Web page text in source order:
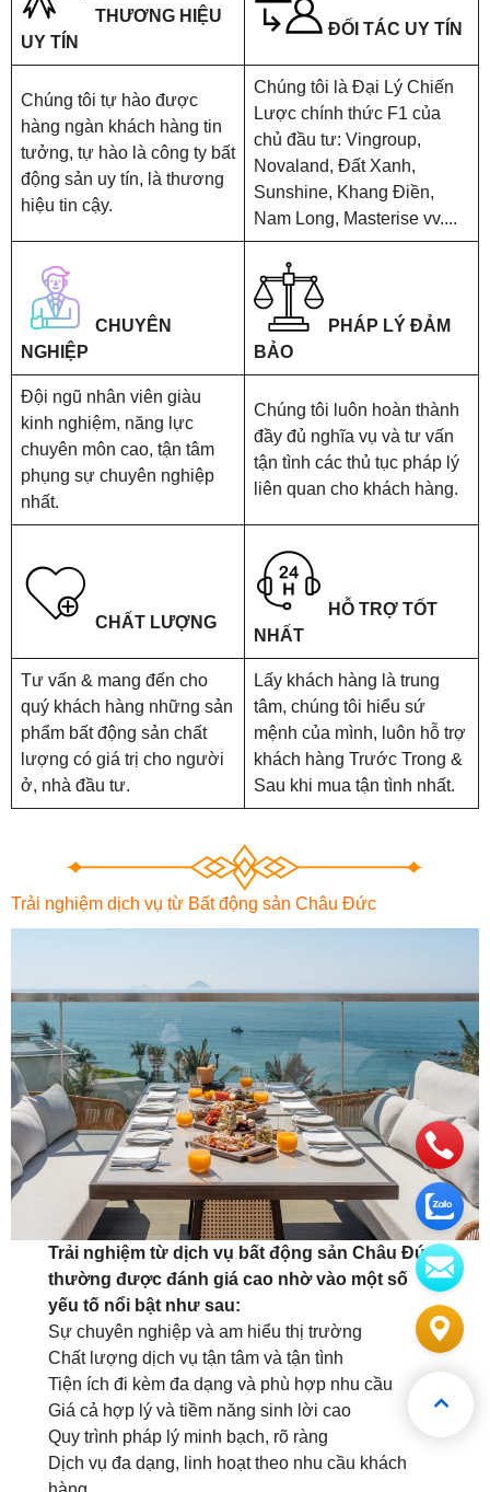
THƯƠNG HIỆU
UY TÍN
ĐỐI TÁC UY TÍN
Chúng tôi tự hào được
hàng ngàn khách hàng tin
tưởng, tự hào là công ty bất
động sản uy tín, là thương
hiệu tin cậy.
Chúng tôi là Đại Lý Chiến
Lược chính thức F1 của
chủ đầu tư: Vingroup,
Novaland, Đất Xanh,
Sunshine, Khang Điền,
Nam Long, Masterise vv....
CHUYÊN
NGHIỆP
PHÁP LÝ ĐẢM
BẢO
Đội ngũ nhân viên giàu
kinh nghiệm, năng lực
chuyên môn cao, tận tâm
phụng sự chuyên nghiệp
nhất.
Chúng tôi luôn hoàn thành
đầy đủ nghĩa vụ và tư vấn
tận tình các thủ tục pháp lý
liên quan cho khách hàng.
CHẤT LƯỢNG
HỖ TRỢ TỐT
NHẤT
Tư vấn & mang đến cho
quý khách hàng những sản
phẩm bất động sản chất
lượng có giá trị cho người
ở, nhà đầu tư.
Lấy khách hàng là trung
tâm, chúng tôi hiểu sứ
mệnh của mình, luôn hỗ trợ
khách hàng Trước Trong &
Sau khi mua tận tình nhất.
Trải nghiệm dịch vụ từ Bất động sản Châu Đức
Trải nghiệm từ dịch vụ bất động sản Châu Đức
thường được đánh giá cao nhờ vào một số
yếu tố nổi bật như sau:
Sự chuyên nghiệp và am hiểu thị trường
Chất lượng dịch vụ tận tâm và tận tình
Tiện ích đi kèm đa dạng và phù hợp nhu cầu
Giá cả hợp lý và tiềm năng sinh lời cao
Quy trình pháp lý minh bạch, rõ ràng
Dịch vụ đa dạng, linh hoạt theo nhu cầu khách